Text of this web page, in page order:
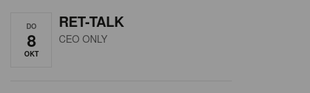
DO
8
OKT
RET-TALK
CEO ONLY